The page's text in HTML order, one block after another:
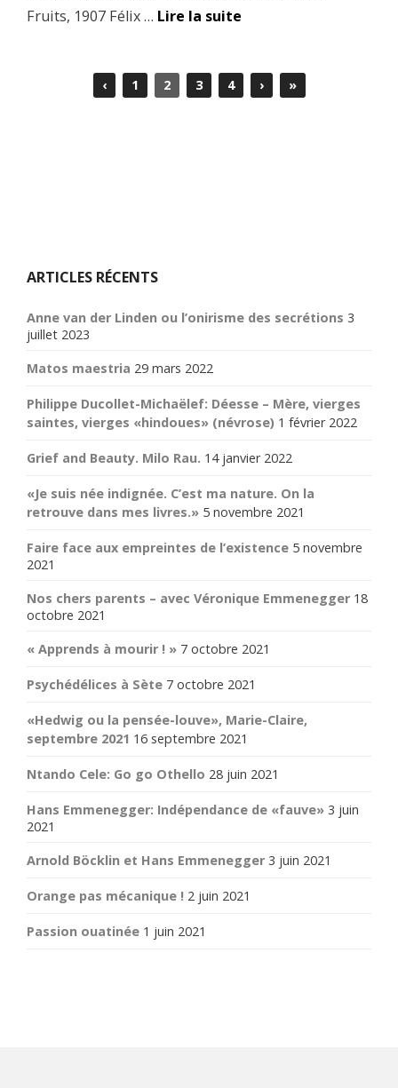
Fruits, 1907 Félix … Lire la suite
‹ 1 2 3 4 › »
ARTICLES RÉCENTS
Anne van der Linden ou l’onirisme des secrétions 3
juillet 2023
Matos maestria 29 mars 2022
Philippe Ducollet-Michaëlef: Déesse – Mère, vierges
saintes, vierges «hindoues» (névrose) 1 février 2022
Grief and Beauty. Milo Rau. 14 janvier 2022
«Je suis née indignée. C’est ma nature. On la
retrouve dans mes livres.» 5 novembre 2021
Faire face aux empreintes de l’existence 5 novembre
2021
Nos chers parents – avec Véronique Emmenegger 18
octobre 2021
« Apprends à mourir ! » 7 octobre 2021
Psychédélices à Sète 7 octobre 2021
«Hedwig ou la pensée-louve», Marie-Claire,
septembre 2021 16 septembre 2021
Ntando Cele: Go go Othello 28 juin 2021
Hans Emmenegger: Indépendance de «fauve» 3 juin
2021
Arnold Böcklin et Hans Emmenegger 3 juin 2021
Orange pas mécanique ! 2 juin 2021
Passion ouatinée 1 juin 2021